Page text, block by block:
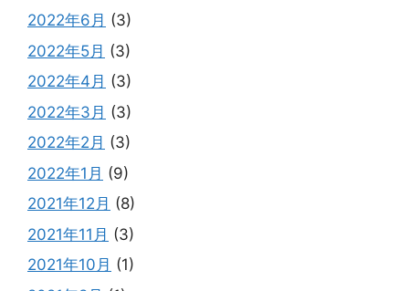
2022年6月 (3)
2022年5月 (3)
2022年4月 (3)
2022年3月 (3)
2022年2月 (3)
2022年1月 (9)
2021年12月 (8)
2021年11月 (3)
2021年10月 (1)